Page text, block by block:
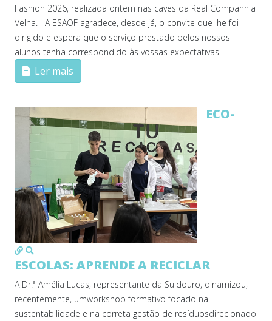
Fashion 2026, realizada ontem nas caves da Real Companhia
Velha. A ESAOF agradece, desde já, o convite que lhe foi
dirigido e espera que o serviço prestado pelos nossos
alunos tenha correspondido às vossas expectativas.
Ler mais
MOD_JTCS_VIEW_ARTICLE_LINK
ECO-
ESCOLAS: APRENDE A RECICLAR
A Dr.ª Amélia Lucas, representante da Suldouro, dinamizou,
recentemente, umworkshop formativo focado na
sustentabilidade e na correta gestão de resíduosdirecionado